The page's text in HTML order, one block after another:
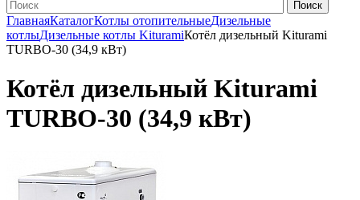
ГлавнаяКаталогКотлы отопительныеДизельные
котлыДизельные котлы KituramiКотёл дизельный Kiturami
TURBO-30 (34,9 кВт)
Котёл дизельный Kiturami
TURBO-30 (34,9 кВт)